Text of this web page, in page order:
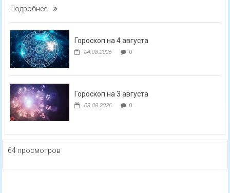
Подробнее...
Гороскоп на 4 августа
04.08.2026 0
Гороскоп на 3 августа
03.08.2026 0
64 просмотров